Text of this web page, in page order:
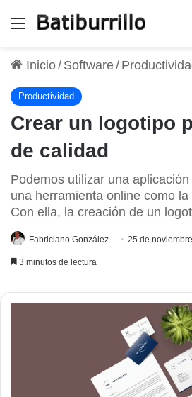
Menú
Inicio/ Software/
Productividad
Crear un logotipo
de calidad
Podemos utilizar una
una herramienta online como
Con ella, la creación de un
Fabriciano González 25 de
3 minutos de lectura